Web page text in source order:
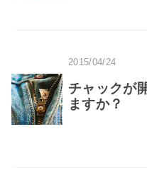
2015/04/24
チャックが
ますか？